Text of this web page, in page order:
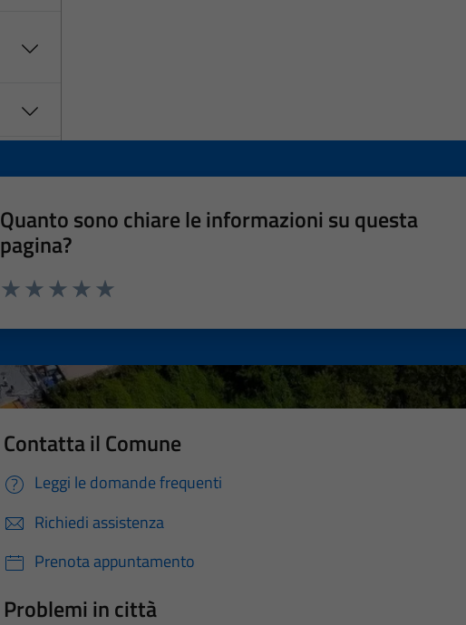
Quanto sono chiare le informazioni su questa
pagina?
Contatta il Comune
Leggi le domande frequenti
Richiedi assistenza
Prenota appuntamento
Problemi in città